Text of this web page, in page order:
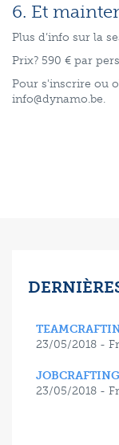
6. Et
Plus d’info sur la
Prix? 590 € par
Pour s'inscrire ou
info@dynamo.be.
23/05/2018 -
JOBCRAFTING
23/05/2018 -